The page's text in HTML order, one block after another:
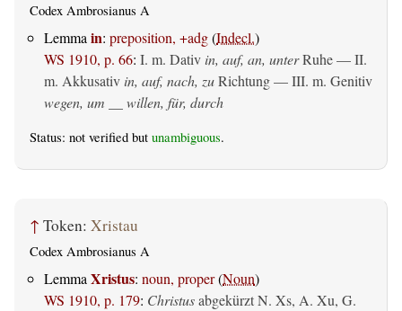
Codex Ambrosianus A
Lemma in: preposition, +adg(Indecl.)
WS 1910, p. 66: I. m. Dativ in, auf, an, unterRuhe — II.
m. Akkusativ in, auf, nach, zuRichtung — III. m. Genitiv
wegen, um __ willen, für, durch
Status: not verified but unambiguous.
↑ Token: Xristau
Codex Ambrosianus A
LemmaXristus: noun, proper(Noun)
WS 1910, p. 179: Christusabgekürzt N. Xs, A. Xu, G.